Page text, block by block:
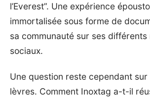
l’Everest”. Une expérience
immortalisée sous forme de
sa communauté sur ses différents
sociaux.
Une question reste cependant sur
lèvres. Comment Inoxtag a-t-il